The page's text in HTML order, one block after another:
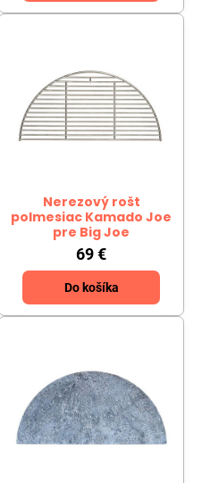
Nerezový rošt
polmesiac Kamado Joe
pre Big Joe
69 €
Do košíka